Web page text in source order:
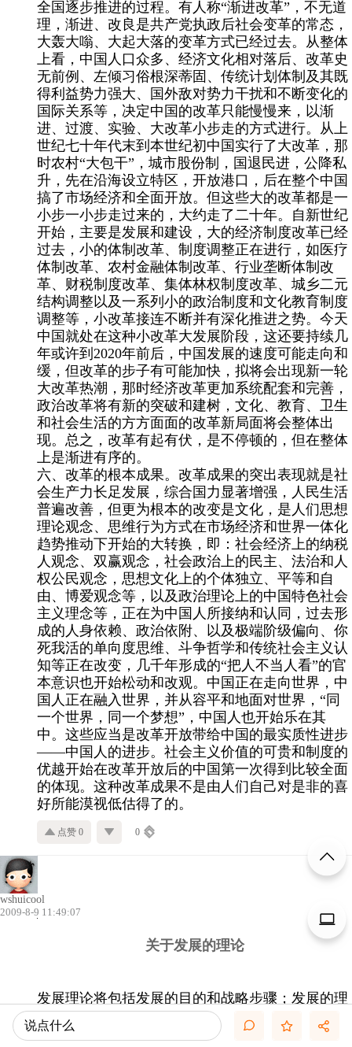
全国逐步推进的过程。有人称“渐进改革”，不无道
理，渐进、改良是共产党执政后社会变革的常态，
大轰大嗡、大起大落的变革方式已经过去。从整体
上看，中国人口众多、经济文化相对落后、改革史
无前例、左倾习俗根深蒂固、传统计划体制及其既
得利益势力强大、国外敌对势力干扰和不断变化的
国际关系等，决定中国的改革只能慢慢来，以渐
进、过渡、实验、大改革小步走的方式进行。从上
世纪七十年代末到本世纪初中国实行了大改革，那
时农村“大包干”，城市股份制，国退民进，公降私
升，先在沿海设立特区，开放港口，后在整个中国
搞了市场经济和全面开放。但这些大的改革都是一
小步一小步走过来的，大约走了二十年。自新世纪
开始，主要是发展和建设，大的经济制度改革已经
过去，小的体制改革、制度调整正在进行，如医疗
体制改革、农村金融体制改革、行业垄断体制改
革、财税制度改革、集体林权制度改革、城乡二元
结构调整以及一系列小的政治制度和文化教育制度
调整等，小改革接连不断并有深化推进之势。今天
中国就处在这种小改革大发展阶段，这还要持续几
年或许到 2020年前后，中国发展的速度可能走向和
缓，但改革的步子有可能加快，拟将会出现新一轮
大改革热潮，那时经济改革更加系统配套和完善，
政治改革将有新的突破和建树，文化、教育、卫生
和社会生活的方方面面的改革新局面将会整体出
现。总之，改革有起有伏，是不停顿的，但在整体
上是渐进有序的。
六、改革的根本成果。 改革成果的突出表现就是社
会生产力长足发展，综合国力显著增强，人民生活
普遍改善，但更为根本的改变是文化，是人们思想
理论观念、思维行为方式在市场经济和世界一体化
趋势推动下开始的大转换，即：社会经济上的纳税
人观念、双赢观念，社会政治上的民主、法治和人
权公民观念，思想文化上的个体独立、平等和自
由、博爱观念等，以及政治理论上的中国特色社会
主义理念等，正在为中国人所接纳和认同，过去形
成的人身依赖、政治依附、以及极端阶级偏向、你
死我活的单向度思维、斗争哲学和传统社会主义认
知等正在改变，几千年形成的“把人不当人看”的官
本意识也开始松动和改观。中国正在走向世界，中
国人正在融入世界，并从容平和地面对世界，“同
一个世界，同一个梦想”，中国人也开始乐在其
中。这些应当是改革开放带给中国的最实质性进步
——中国人的进步。社会主义价值的可贵和制度的
优越开始在改革开放后的中国第一次得到比较全面
的体现。这种改革成果不是由人们自己对是非的喜
好所能漠视低估得了的。
点赞 0 0
wshuicool
2009-8-9 11:49:07
关于发展的理论
发展理论将包括发展的目的和战略步骤；发展的理
念遵循和大政方针；发展的方式、道路和今后工
作；中国发展的主要特色等。这是从发展的目的和
说点什么